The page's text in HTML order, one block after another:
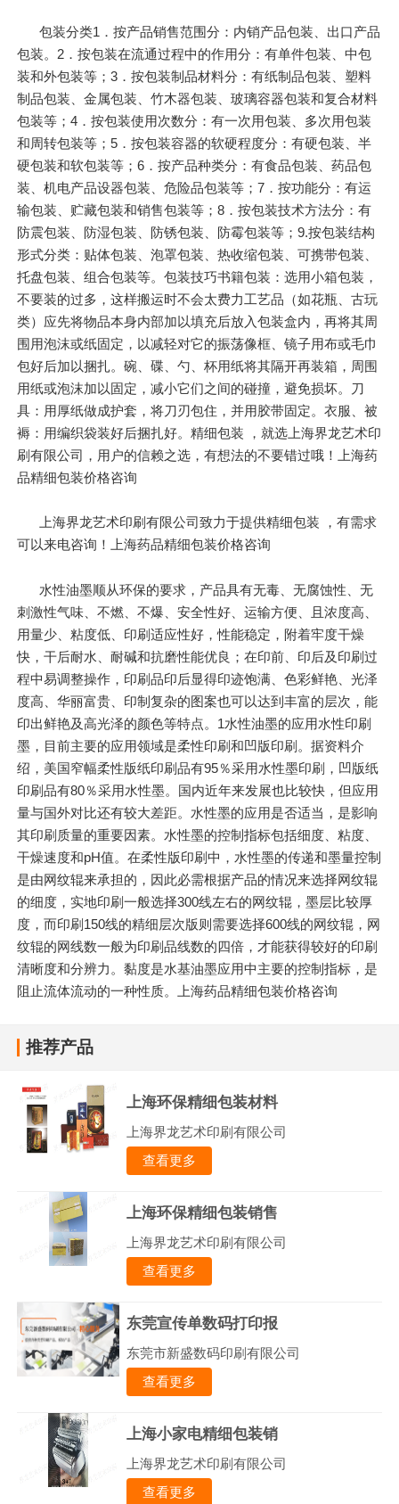
包装分类1．按产品销售范围分：内销产品包装、出口产品
包装。2．按包装在流通过程中的作用分：有单件包装、中包
装和外包装等；3．按包装制品材料分：有纸制品包装、塑料
制品包装、金属包装、竹木器包装、玻璃容器包装和复合材料
包装等；4．按包装使用次数分：有一次用包装、多次用包装
和周转包装等；5．按包装容器的软硬程度分：有硬包装、半
硬包装和软包装等；6．按产品种类分：有食品包装、药品包
装、机电产品设器包装、危险品包装等；7．按功能分：有运
输包装、贮藏包装和销售包装等；8．按包装技术方法分：有
防震包装、防湿包装、防锈包装、防霉包装等；9.按包装结构
形式分类：贴体包装、泡罩包装、热收缩包装、可携带包装、
托盘包装、组合包装等。包装技巧书籍包装：选用小箱包装，
不要装的过多，这样搬运时不会太费力工艺品（如花瓶、古玩
类）应先将物品本身内部加以填充后放入包装盒内，再将其周
围用泡沫或纸固定，以减轻对它的振荡像框、镜子用布或毛巾
包好后加以捆扎。碗、碟、勺、杯用纸将其隔开再装箱，周围
用纸或泡沫加以固定，减小它们之间的碰撞，避免损坏。刀
具：用厚纸做成护套，将刀刃包住，并用胶带固定。衣服、被
褥：用编织袋装好后捆扎好。精细包装 ，就选上海界龙艺术印
刷有限公司，用户的信赖之选，有想法的不要错过哦！上海药
品精细包装价格咨询
上海界龙艺术印刷有限公司致力于提供精细包装 ，有需求
可以来电咨询！上海药品精细包装价格咨询
水性油墨顺从环保的要求，产品具有无毒、无腐蚀性、无
刺激性气味、不燃、不爆、安全性好、运输方便、且浓度高、
用量少、粘度低、印刷适应性好，性能稳定，附着牢度干燥
快，干后耐水、耐碱和抗磨性能优良；在印前、印后及印刷过
程中易调整操作，印刷品印后显得印迹饱满、色彩鲜艳、光泽
度高、华丽富贵、印制复杂的图案也可以达到丰富的层次，能
印出鲜艳及高光泽的颜色等特点。1水性油墨的应用水性印刷
墨，目前主要的应用领域是柔性印刷和凹版印刷。据资料介
绍，美国窄幅柔性版纸印刷品有95％采用水性墨印刷，凹版纸
印刷品有80％采用水性墨。国内近年来发展也比较快，但应用
量与国外对比还有较大差距。水性墨的应用是否适当，是影响
其印刷质量的重要因素。水性墨的控制指标包括细度、粘度、
干燥速度和pH值。在柔性版印刷中，水性墨的传递和墨量控制
是由网纹辊来承担的，因此必需根据产品的情况来选择网纹辊
的细度，实地印刷一般选择300线左右的网纹辊，墨层比较厚
度，而印刷150线的精细层次版则需要选择600线的网纹辊，网
纹辊的网线数一般为印刷品线数的四倍，才能获得较好的印刷
清晰度和分辨力。黏度是水基油墨应用中主要的控制指标，是
阻止流体流动的一种性质。上海药品精细包装价格咨询
推荐产品
上海环保精细包装材料
上海界龙艺术印刷有限公司
查看更多
上海环保精细包装销售
上海界龙艺术印刷有限公司
查看更多
东莞宣传单数码打印报
东莞市新盛数码印刷有限公司
查看更多
上海小家电精细包装销
上海界龙艺术印刷有限公司
查看更多